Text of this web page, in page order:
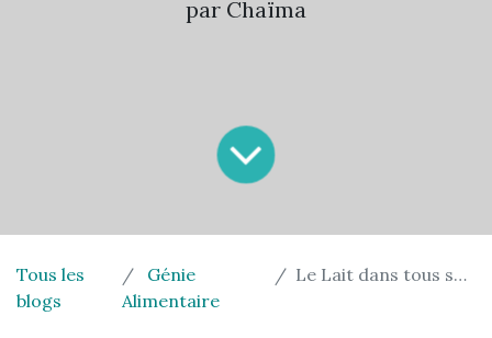
par Chaïma
Tous les
blogs
Génie
Alimentaire
Le Lait dans tous ses états